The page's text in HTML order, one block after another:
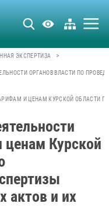
ЭКСПЕРТИЗА >
ОРГАНОВ ВЛАСТИ ПО
И ЦЕНАМ КУРСКОЙ
ценам Курской
актов и их